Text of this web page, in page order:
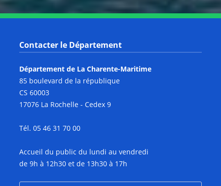
Contacter le Département
Département de La Charente-Maritime
85 boulevard de la république
CS 60003
17076 La Rochelle - Cedex 9
Tél. 05 46 31 70 00
Accueil du public du lundi au vendredi
de 9h à 12h30 et de 13h30 à 17h